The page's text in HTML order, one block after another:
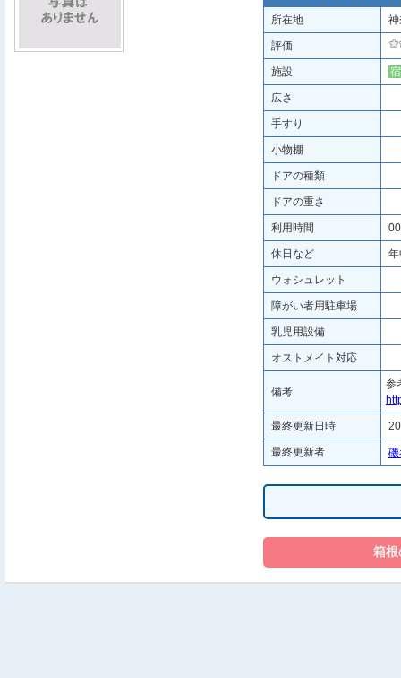
所在地
評価
施設 宿
広さ
手すり
小物棚
ドアの種類
ドアの重さ
利用時間
休日など
ウォシュレット
障がい者用駐車場
乳児用設備
オストメイト対応
備考
参
最終更新日時
最終更新者